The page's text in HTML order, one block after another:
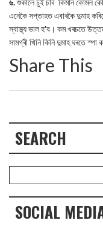
৬.শুকালে চুই চাব কিমান কোমল
এনেকৈ সপ্তাহত এবাৰকৈ দুমাহ
স্বাস্থ্য ভাল হ'ব। কম খৰচতে
সামগ্ৰী খিনি কিনি দুমাহ ঘৰতে
Share This
SEARCH
SOCIAL